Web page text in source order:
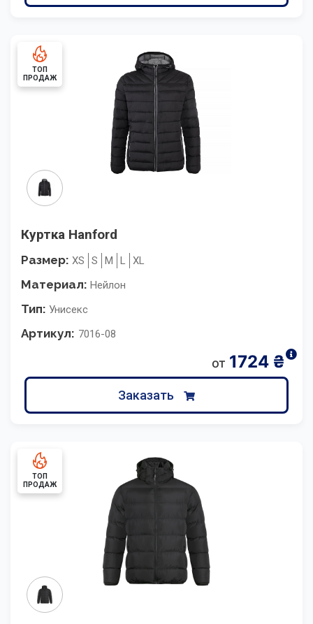
Куртка Hanford
Размер: XS S M L XL
Материал: Нейлон
Тип: Унисекс
Артикул: 7016-08
от 1724 ₴
Заказать
ТОП
ПРОДАЖ
ТОП
ПРОДАЖ